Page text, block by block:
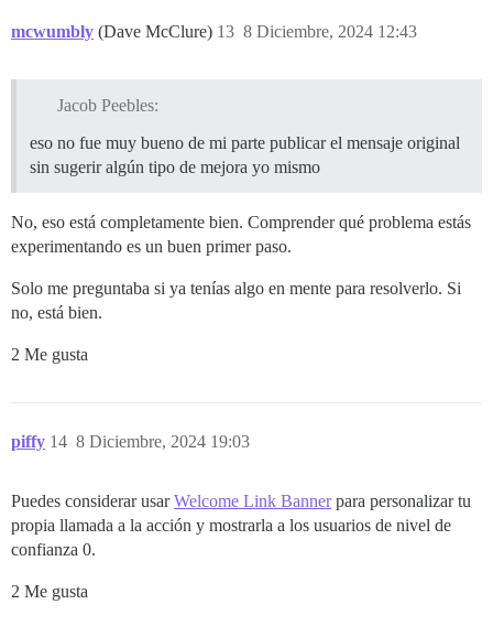
mcwumbly (Dave McClure) 8 Diciembre, 2024 12:43
13
Jacob Peebles:
eso no fue muy bueno de mi parte publicar el mensaje original
sin sugerir algún tipo de mejora yo mismo
No, eso está completamente bien. Comprender qué problema estás
experimentando es un buen primer paso.
Solo me preguntaba si ya tenías algo en mente para resolverlo. Si
no, está bien.
2 Me gusta
piffy 8 Diciembre, 2024 19:03
14
Puedes considerar usarWelcome Link Bannerpara personalizar tu
propia llamada a la acción y mostrarla a los usuarios de nivel de
confianza 0.
2 Me gusta